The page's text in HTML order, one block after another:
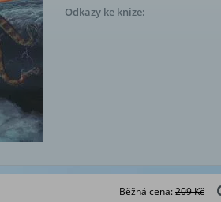
Odkazy ke knize:
Běžná cena:209 Kč